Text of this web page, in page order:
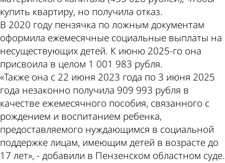
купить квартиру, но получила отказ.
В 2020 году пензячка по ложным документам
оформила ежемесячные социальные выплаты на
несуществующих детей. К июню 2025-го она
присвоила в целом 1 001 983 рубля.
«Также она с 22 июня 2023 года по 3 июня 2025
года незаконно получила 909 993 рубля в
качестве ежемесячного пособия, связанного с
рождением и воспитанием ребенка,
предоставляемого нуждающимся в социальной
поддержке лицам, имеющим детей в возрасте до
17 лет», - добавили в Пензенском областном суде.